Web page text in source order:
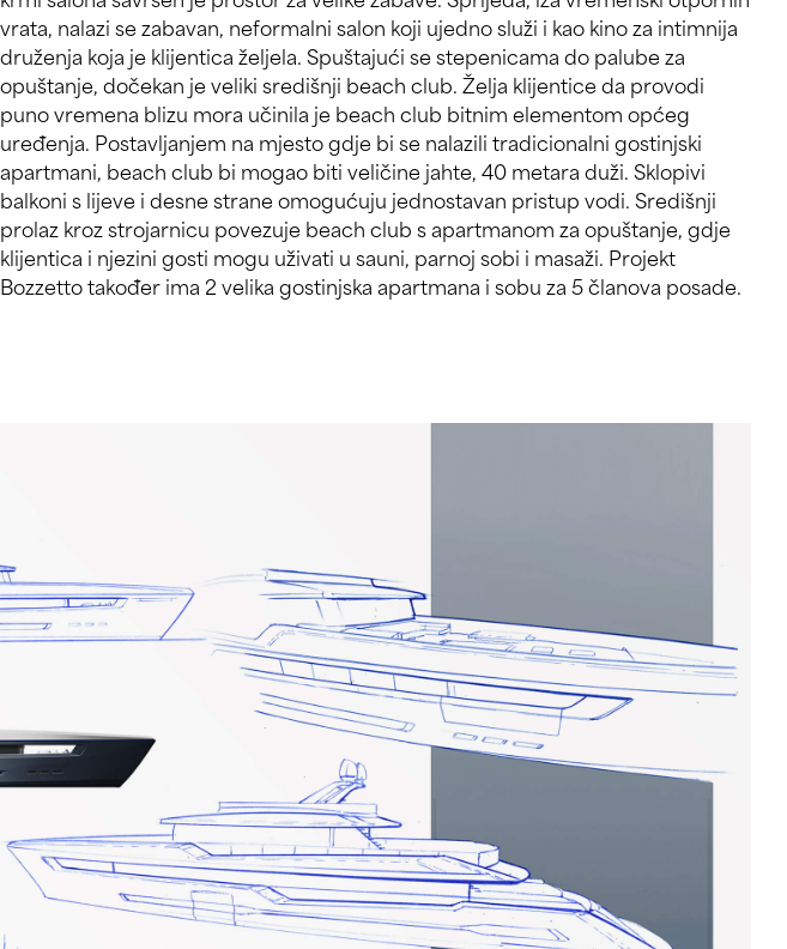
Bozzetto također ima 2 velika gostinjska apartmana i sobu za 5 članova posade.